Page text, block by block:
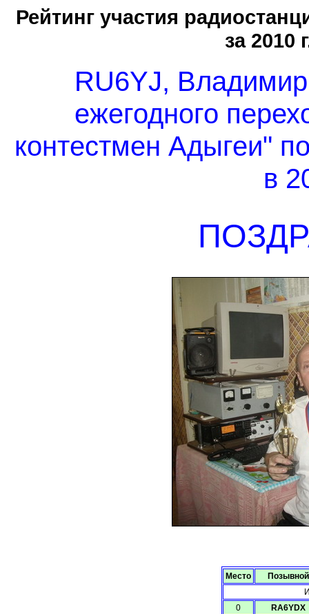
Рейтинг участия
за 2010
RU6YJ,
ежегодного
контестмен Адыгеи"
в
Место
Позывной
0
RA6YDX